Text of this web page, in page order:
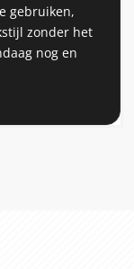
gebruiken,
zonder het
nog en